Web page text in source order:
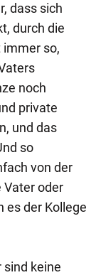
dass sich
durch die
so,
noch
private
und das
so
von der
Vater oder
es der Kollege
sind keine